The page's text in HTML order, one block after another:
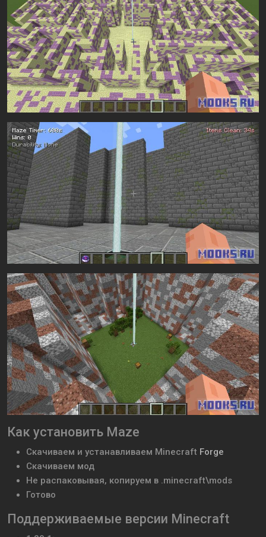
Как установить Maze
Скачиваем и устанавливаем Minecraft Forge
Скачиваем мод
Не распаковывая, копируем в .minecraft\mods
Готово
Поддерживаемые версии Minecraft